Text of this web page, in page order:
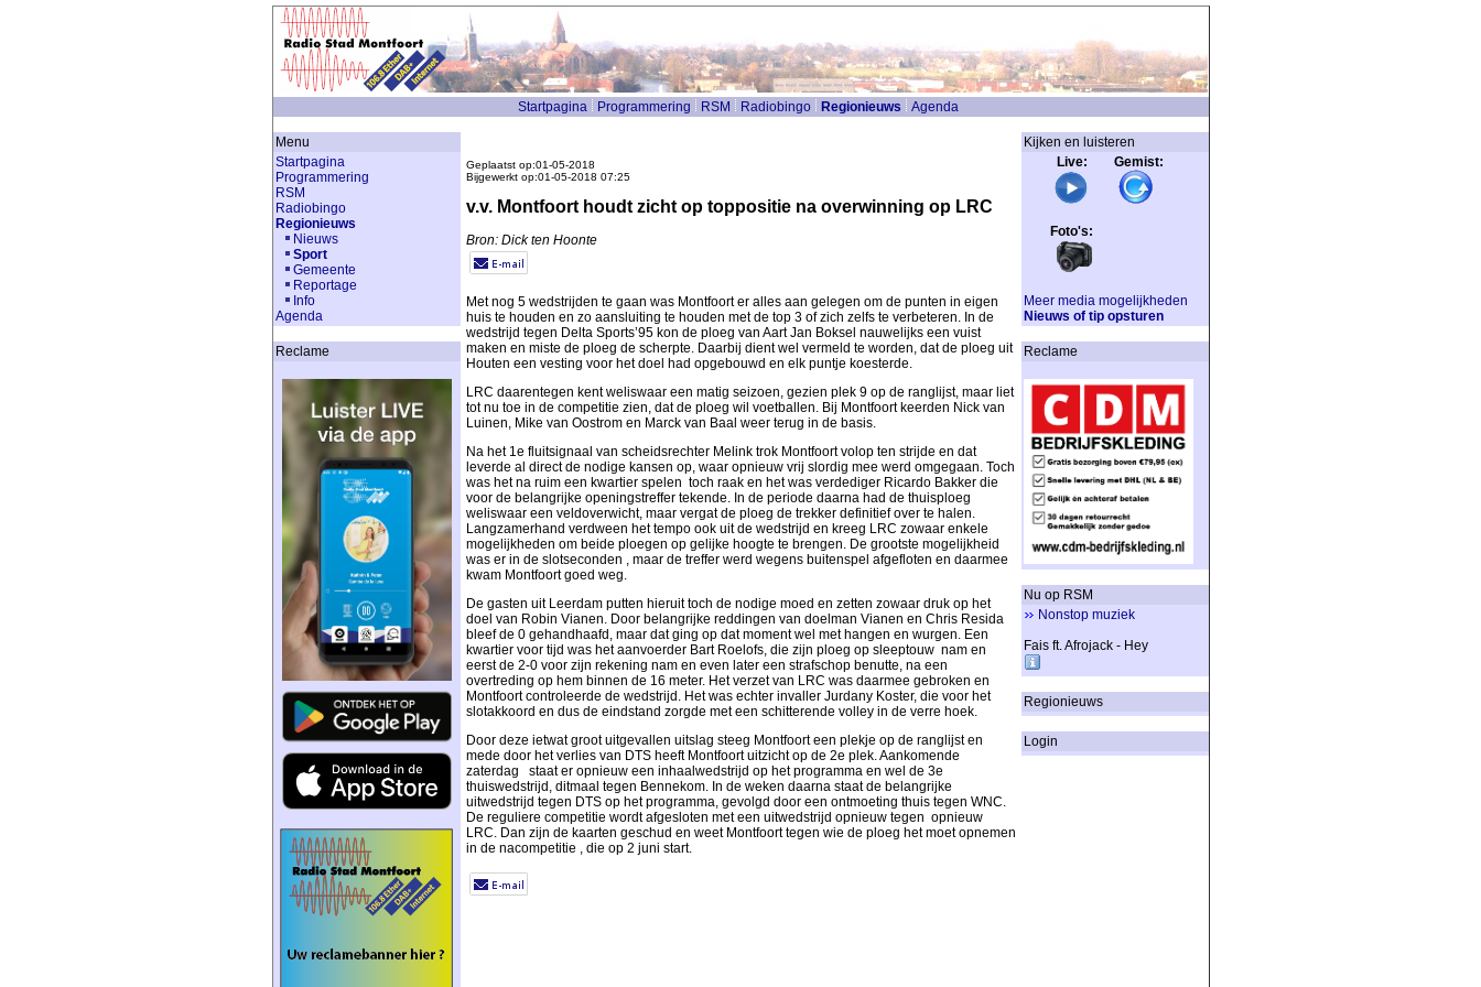
Startpagina Programmering RSM Radiobingo Regionieuws Agenda
Menu
Startpagina
Programmering
RSM
Radiobingo
Regionieuws
Nieuws
Sport
Gemeente
Reportage
Info
Agenda
Reclame
Geplaatst op:01-05-2018
Bijgewerkt op:01-05-2018 07:25
v.v. Montfoort houdt zicht op toppositie na overwinning op LRC
Bron: Dick ten Hoonte
Met nog 5 wedstrijden te gaan was Montfoort er alles aan gelegen om de punten in eigen
huis te houden en zo aansluiting te houden met de top 3 of zich zelfs te verbeteren. In de
wedstrijd tegen Delta Sports’95 kon de ploeg van Aart Jan Boksel nauwelijks een vuist
maken en miste de ploeg de scherpte. Daarbij dient wel vermeld te worden, dat de ploeg uit
Houten een vesting voor het doel had opgebouwd en elk puntje koesterde.
LRC daarentegen kent weliswaar een matig seizoen, gezien plek 9 op de ranglijst, maar liet
tot nu toe in de competitie zien, dat de ploeg wil voetballen. Bij Montfoort keerden Nick van
Luinen, Mike van Oostrom en Marck van Baal weer terug in de basis.
Na het 1e fluitsignaal van scheidsrechter Melink trok Montfoort volop ten strijde en dat
leverde al direct de nodige kansen op, waar opnieuw vrij slordig mee werd omgegaan. Toch
was het na ruim een kwartier spelen toch raak en het was verdediger Ricardo Bakker die
voor de belangrijke openingstreffer tekende. In de periode daarna had de thuisploeg
weliswaar een veldoverwicht, maar vergat de ploeg de trekker definitief over te halen.
Langzamerhand verdween het tempo ook uit de wedstrijd en kreeg LRC zowaar enkele
mogelijkheden om beide ploegen op gelijke hoogte te brengen. De grootste mogelijkheid
was er in de slotseconden , maar de treffer werd wegens buitenspel afgefloten en daarmee
kwam Montfoort goed weg.
De gasten uit Leerdam putten hieruit toch de nodige moed en zetten zowaar druk op het
doel van Robin Vianen. Door belangrijke reddingen van doelman Vianen en Chris Resida
bleef de 0 gehandhaafd, maar dat ging op dat moment wel met hangen en wurgen. Een
kwartier voor tijd was het aanvoerder Bart Roelofs, die zijn ploeg op sleeptouw nam en
eerst de 2-0 voor zijn rekening nam en even later een strafschop benutte, na een
overtreding op hem binnen de 16 meter. Het verzet van LRC was daarmee gebroken en
Montfoort controleerde de wedstrijd. Het was echter invaller Jurdany Koster, die voor het
slotakkoord en dus de eindstand zorgde met een schitterende volley in de verre hoek.
Door deze ietwat groot uitgevallen uitslag steeg Montfoort een plekje op de ranglijst en
mede door het verlies van DTS heeft Montfoort uitzicht op de 2e plek. Aankomende
zaterdag staat er opnieuw een inhaalwedstrijd op het programma en wel de 3e
thuiswedstrijd, ditmaal tegen Bennekom. In de weken daarna staat de belangrijke
uitwedstrijd tegen DTS op het programma, gevolgd door een ontmoeting thuis tegen WNC.
De reguliere competitie wordt afgesloten met een uitwedstrijd opnieuw tegen opnieuw
LRC. Dan zijn de kaarten geschud en weet Montfoort tegen wie de ploeg het moet opnemen
in de nacompetitie , die op 2 juni start.
Kijken en luisteren
Live: Gemist:
Foto's:
Meer media mogelijkheden
Nieuws of tip opsturen
Reclame
Nu op RSM
Nonstop muziek
Fais ft. Afrojack - Hey
Regionieuws
Login